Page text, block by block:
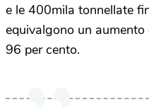
e le 400mila tonnellate
equivalgono un
96 per cento.